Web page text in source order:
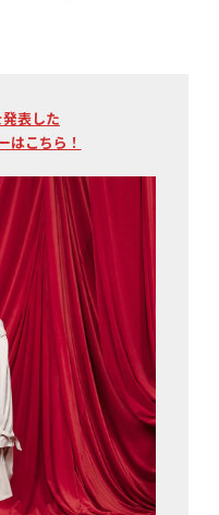
表した
はこちら！